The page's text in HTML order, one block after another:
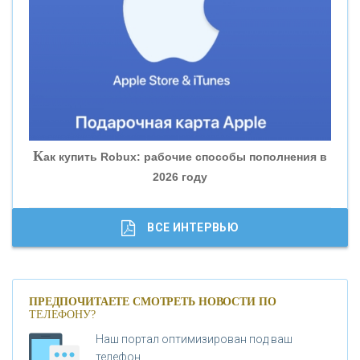
«БАНК ГЛОБЭКС»
«СОВКОМБАНК»
«ГАЗПРОМБАНК»
«МОСКОВСКИЙ КРЕДИТНЫЙ БАНК»
Как купить Robux: рабочие способы пополнения в
2026 году
ВСЕ ИНТЕРВЬЮ
ПРЕДПОЧИТАЕТЕ СМОТРЕТЬ НОВОСТИ ПО
ТЕЛЕФОНУ?
Наш портал оптимизирован под ваш
телефон.